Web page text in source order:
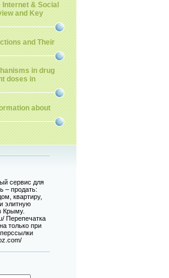
& Social
and Key
and Their
in drug
doses in
about
сервис для
– продать:
квартиру,
элитную
Крыму.
Перепечатка
только при